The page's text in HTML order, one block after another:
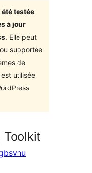
été testée
à jour
. Elle peut
supportée
de
est utilisée
Toolkit